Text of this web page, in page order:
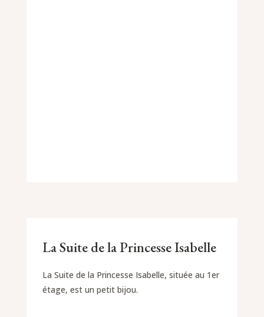
La Suite de la Princesse Isabelle
La Suite de la Princesse Isabelle, située au 1er
étage, est un petit bijou.